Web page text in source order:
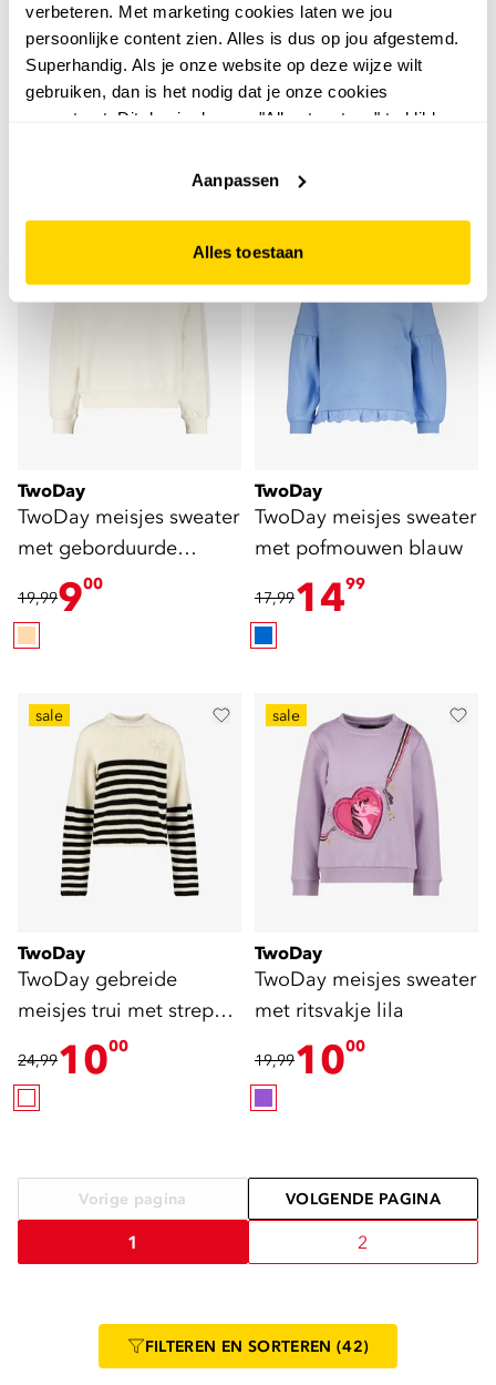
verbeteren. Met marketing cookies laten we jou
persoonlijke content zien. Alles is dus op jou afgestemd.
Superhandig. Als je onze website op deze wijze wilt
gebruiken, dan is het nodig dat je onze cookies
accepteert. Dit doe je door op "Alles toestaan" te klikken.
website niet optimaal functioneert.
Aanpassen
Alles toestaan
TwoDay meisjes sweater
met tekstopdruk blauw
99
TwoDay
TwoDay meisjes sweater
met strikjes beige
TwoDay
TwoDay meisjes sweater
met geborduurde
details beige
19,99900
TwoDay
TwoDay meisjes sweater
met pofmouwen blauw
17,991499
sale
TwoDay
TwoDay gebreide
meisjes trui met strepen
en strikje wit zwart
24,991000
sale
TwoDay
TwoDay meisjes sweater
met ritsvakje lila
19,991000
Vorige pagina VOLGENDE PAGINA
1 2
FILTEREN EN SORTEREN (42)